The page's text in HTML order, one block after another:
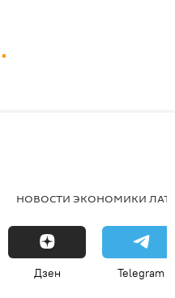
НОВОСТИ ЭКОНОМИКИ
Дзен Telegram